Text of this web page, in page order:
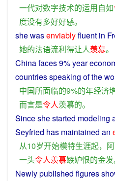
一代对数字技术的运用自如
度没有多好好感。
shewasenviablyfluent in
她的法语流利得让人羡慕。
Chinafaces9%year
countriesspeaking ofthe
中国所面临的9%的年经济
而言是令人羡慕的。
Sinceshestarted modeling
Seyfried has maintained an
从10岁开始模特生涯起，
一头令人羡慕嫉妒恨的金发
Newlypublished figures